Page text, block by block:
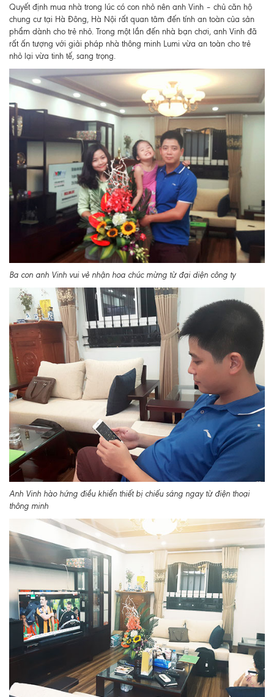
Quyết định mua nhà trong lúc có con nhỏ nên anh Vinh – chủ căn hộ
chung cư tại Hà Đông, Hà Nội rất quan tâm đến tính an toàn của sản
phẩm dành cho trẻ nhỏ. Trong một lần đến nhà bạn chơi, anh Vinh đã
rất ấn tượng với giải pháp nhà thông minh Lumi vừa an toàn cho trẻ
nhỏ lại vừa tinh tế, sang trọng.
Ba con anh Vinh vui vẻ nhận hoa chúc mừng từ đại diện công ty
Anh Vinh hào hứng điều khiển thiết bị chiếu sáng ngay từ điện thoại
thông minh